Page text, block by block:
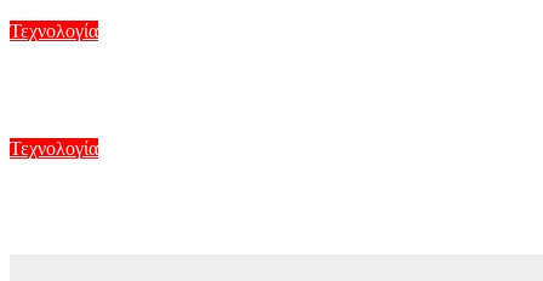
Τεχνολογία
Τεχνολογία